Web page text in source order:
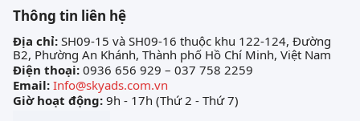
Thông tin liên hệ
Địa chỉ: SH09-15 và SH09-16 thuộc khu 122-124, Đường
B2, Phường An Khánh, Thành phố Hồ Chí Minh, Việt Nam
Điện thoại: 0936 656 929 – 037 758 2259
Email: Info@skyads.com.vn
Giờ hoạt động: 9h - 17h (Thứ 2 - Thứ 7)